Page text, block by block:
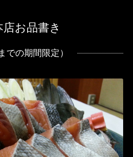
店お品書き
での期間限定）